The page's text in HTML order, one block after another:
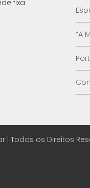
fixa
“A
| Todos os Direitos